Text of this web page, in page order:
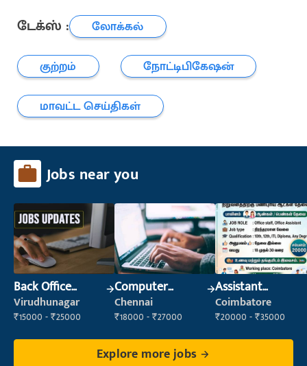
டேக்ஸ் :
லோக்கல்
குற்றம்
நோட்டிபிகேஷன்
மாவட்ட செய்திகள்
Jobs near you
Back Office
Executive
(Administration)
Virudhunagar
₹15000 - ₹25000
Computer
Operator
Chennai
₹18000 - ₹27000
Assistant
Manager
Coimbatore
₹20000 - ₹35000
Explore more jobs